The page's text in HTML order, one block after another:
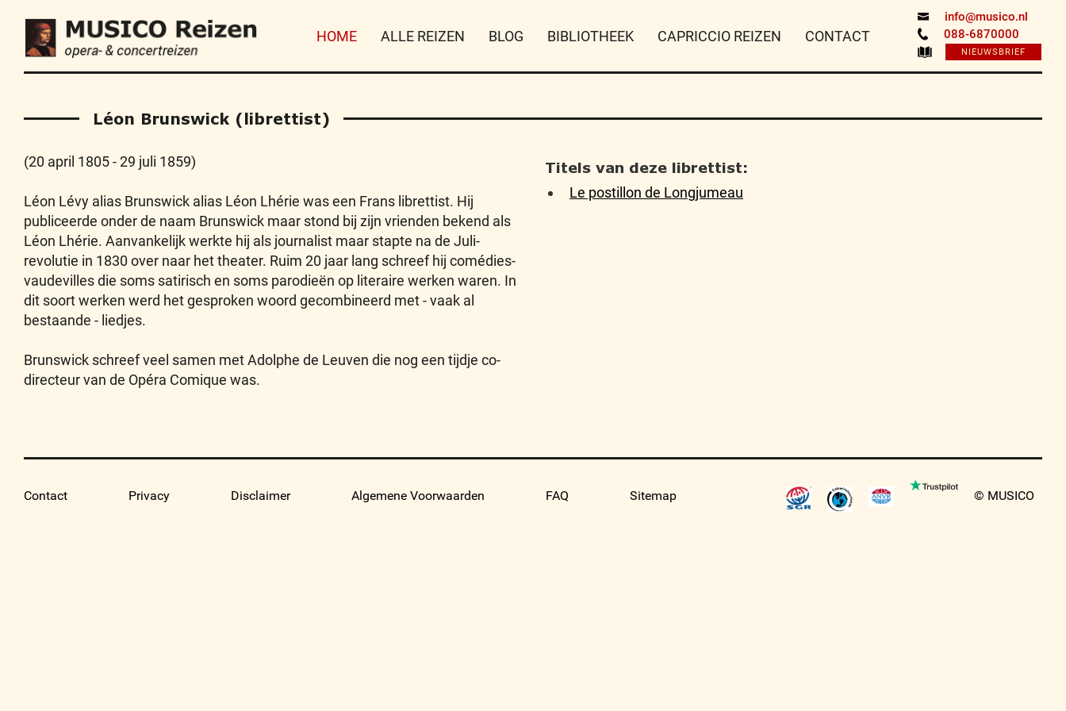
info@musico.nl
088-6870000
NIEUWSBRIEF
HOME ALLE REIZEN BLOG BIBLIOTHEEK CAPRICCIO REIZEN CONTACT
Léon Brunswick (librettist)
(20 april 1805 - 29 juli 1859)
Léon Lévy alias Brunswick alias Léon Lhérie was een Frans librettist. Hij
publiceerde onder de naam Brunswick maar stond bij zijn vrienden bekend als
Léon Lhérie. Aanvankelijk werkte hij als journalist maar stapte na de Juli-
revolutie in 1830 over naar het theater. Ruim 20 jaar lang schreef hij comédies-
vaudevilles die soms satirisch en soms parodieën op literaire werken waren. In
dit soort werken werd het gesproken woord gecombineerd met - vaak al
bestaande - liedjes.
Brunswick schreef veel samen met Adolphe de Leuven die nog een tijdje co-
directeur van de Opéra Comique was.
Titels van deze librettist:
Le postillon de Longjumeau
Contact Privacy Disclaimer Algemene Voorwaarden FAQ Sitemap © MUSICO